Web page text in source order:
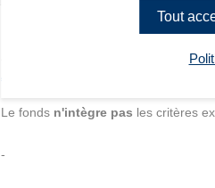
Le fonds n'intègre pas les critères
-
Tout